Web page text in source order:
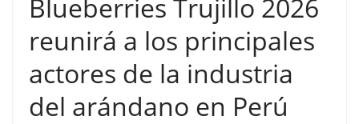
Blueberries Trujillo 2026
reunirá a los principales
actores de la industria
del arándano en Perú